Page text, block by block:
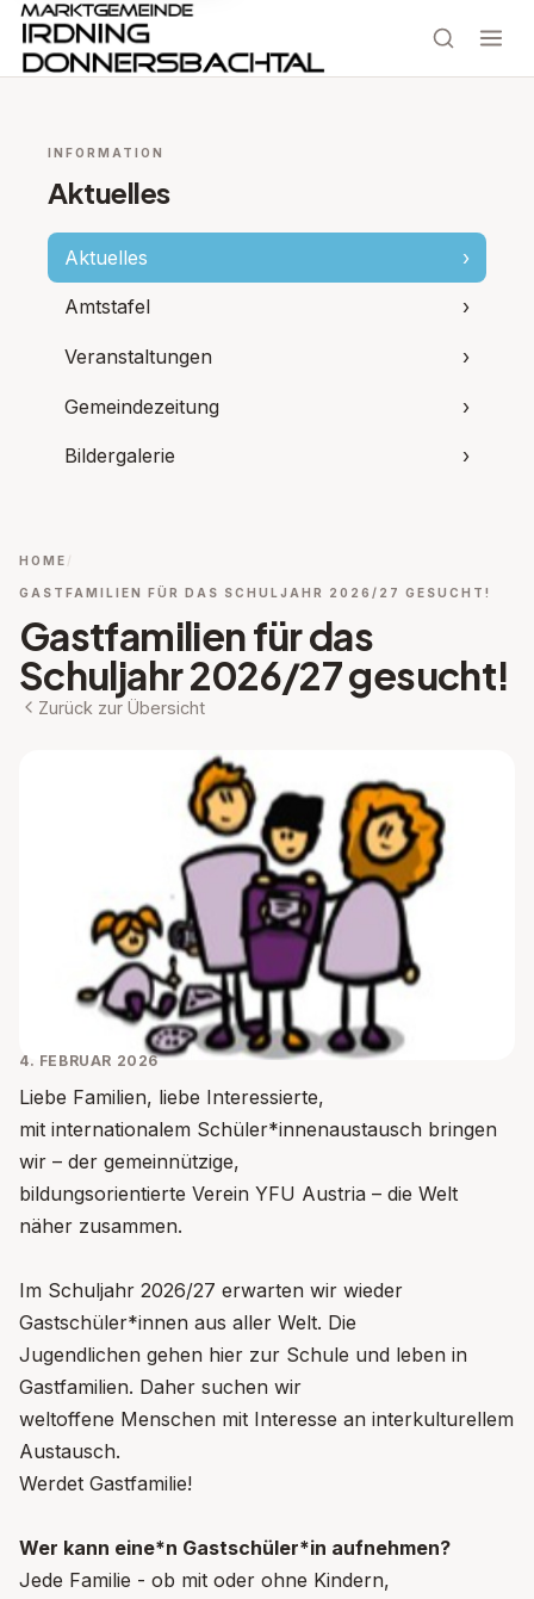
INFORMATION
Aktuelles
Aktuelles ›
Amtstafel ›
Veranstaltungen ›
Gemeindezeitung ›
Bildergalerie ›
HOME
GASTFAMILIEN FÜR DAS SCHULJAHR 2026/27 GESUCHT!
Gastfamilien für das
Schuljahr 2026/27 gesucht!
Zurück zur Übersicht
4. FEBRUAR 2026
Liebe Familien, liebe Interessierte,
mit internationalem Schüler*innenaustausch bringen
wir – der gemeinnützige,
bildungsorientierte Verein YFU Austria – die Welt
näher zusammen.
Im Schuljahr 2026/27 erwarten wir wieder
Gastschüler*innen aus aller Welt. Die
Jugendlichen gehen hier zur Schule und leben in
Gastfamilien. Daher suchen wir
weltoffene Menschen mit Interesse an interkulturellem
Austausch.
Werdet Gastfamilie!
Wer kann eine*n Gastschüler*in aufnehmen?
Jede Familie - ob mit oder ohne Kindern,